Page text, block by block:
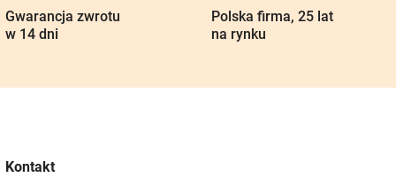
Gwarancja zwrotu
w 14 dni
Polska firma, 25 lat
na rynku
Kontakt